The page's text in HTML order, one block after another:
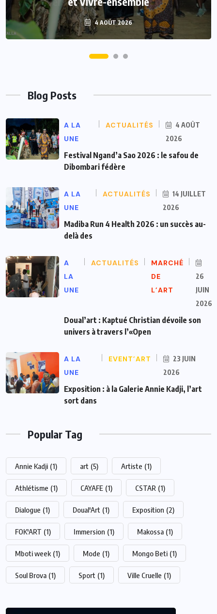
4 AOÛT 2026
Blog Posts
A LA
UNE
ACTUALITÉS
4 AOÛT
2026
Festival Ngand’a Sao 2026 : le safou de
Dibombari fédère
A LA
UNE
ACTUALITÉS
14 JUILLET
2026
Madiba Run 4 Health 2026 : un succès au-
delà des
A
LA
UNE
ACTUALITÉS
MARCHÉ
DE
L’ART
26
JUIN
2026
Doual’art : Kaptué Christian dévoile son
univers à travers l’«Open
A LA
UNE
EVENT’ART
23 JUIN
2026
Exposition : à la Galerie Annie Kadji, l’art
sort dans
Popular Tag
Annie Kadji (1) art (5) Artiste (1)
Athlétisme (1) CAYAFE (1) CSTAR (1)
Dialogue (1) Doual'Art (1) Exposition (2)
FOK'ART (1) Immersion (1) Makossa (1)
Mboti week (1) Mode (1) Mongo Beti (1)
Soul Brova (1) Sport (1) Ville Cruelle (1)